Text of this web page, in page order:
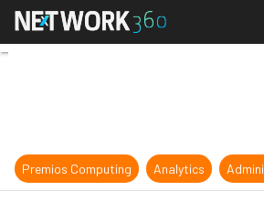
A veces, lo
Premios Computing Analytics